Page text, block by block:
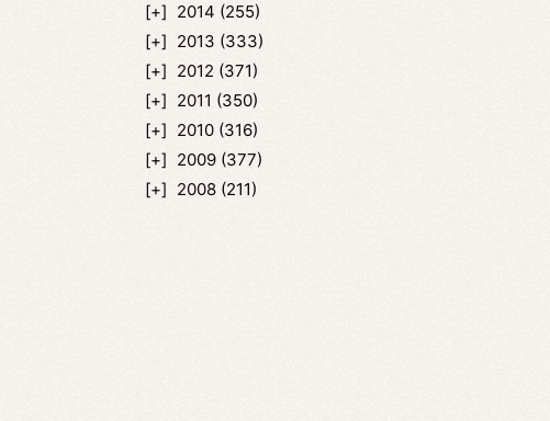
2014 (255)
2013 (333)
2012 (371)
2011 (350)
2010 (316)
2009 (377)
2008 (211)